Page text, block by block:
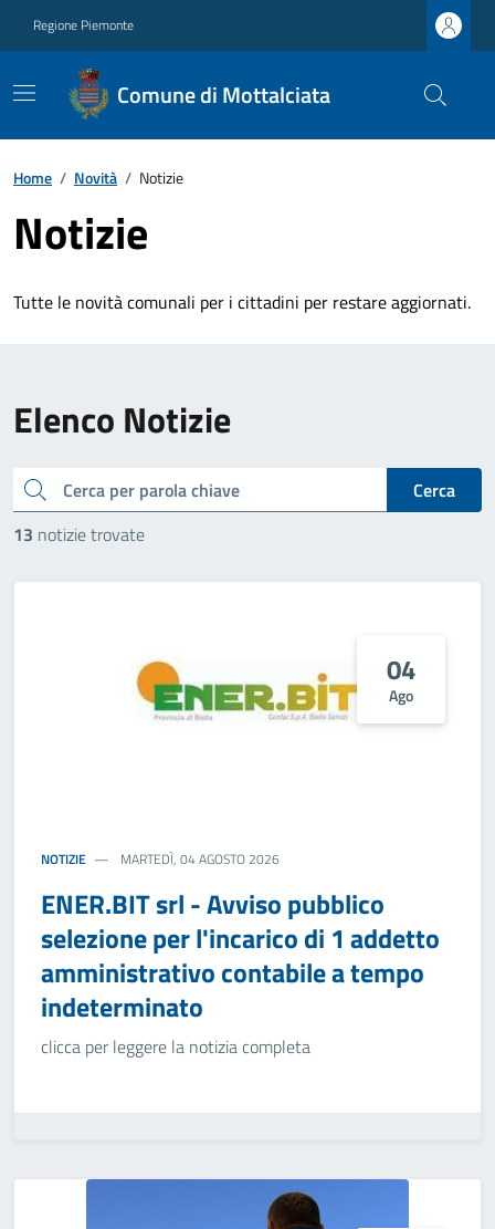
Regione Piemonte
Comune di Mottalciata
Home / Novità / Notizie
Notizie
Tutte le novità comunali per i cittadini per restare aggiornati.
Elenco Notizie
cerca
Cerca
13 notizie trovate
04
Ago
NOTIZIE MARTEDÌ, 04 AGOSTO 2026
ENER.BIT srl - Avviso pubblico
selezione per l'incarico di 1 addetto
amministrativo contabile a tempo
indeterminato
clicca per leggere la notizia completa